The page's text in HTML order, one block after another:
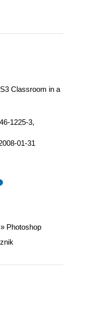
Classroom in a
1225-3,
01-31
» Photoshop